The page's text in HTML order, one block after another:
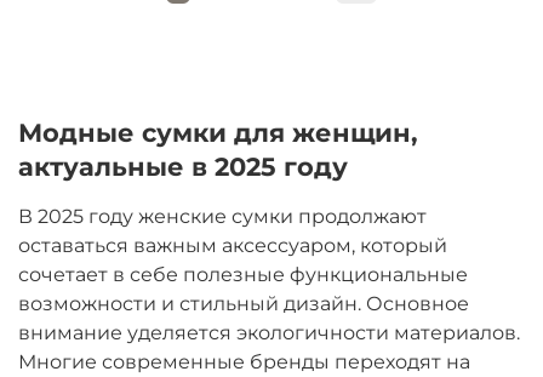
Модные сумки для женщин,
актуальные в 2025 году
В 2025 году женские сумки продолжают
оставаться важным аксессуаром, который
сочетает в себе полезные функциональные
возможности и стильный дизайн. Основное
внимание уделяется экологичности материалов.
Многие современные бренды переходят на